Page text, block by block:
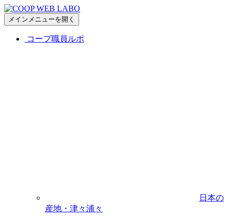
メインメニューを開く
コープ職員ルポ
日本の
産地・津々浦々